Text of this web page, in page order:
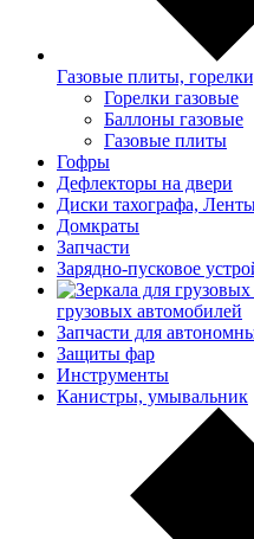
Газовые плиты,
Горелки газовые
Баллоны газовые
Газовые плиты
Гофры
Дефлекторы на двери
Диски тахографа,
Домкраты
Запчасти
Зарядно-пусковое
грузовых автомобилей
Запчасти для
Защиты фар
Инструменты
Канистры, умывальник